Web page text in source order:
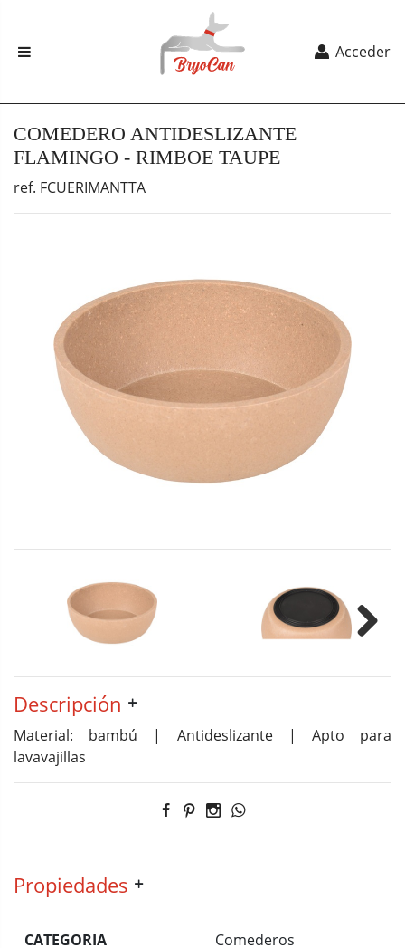
Acceder
COMEDERO ANTIDESLIZANTE
FLAMINGO - RIMBOE TAUPE
ref. FCUERIMANTTA
Descripción
Material: bambú | Antideslizante | Apto para
lavavajillas
Propiedades
CATEGORIA Comederos